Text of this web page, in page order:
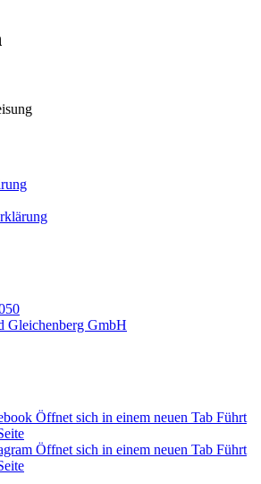
Gleichenberg GmbH
Öffnet sich in einem neuen Tab Führt
Öffnet sich in einem neuen Tab Führt